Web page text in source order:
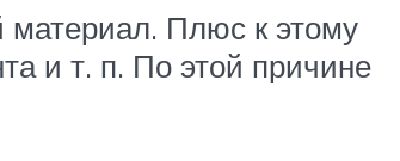
материал. Плюс к этому
и т. п. По этой причине